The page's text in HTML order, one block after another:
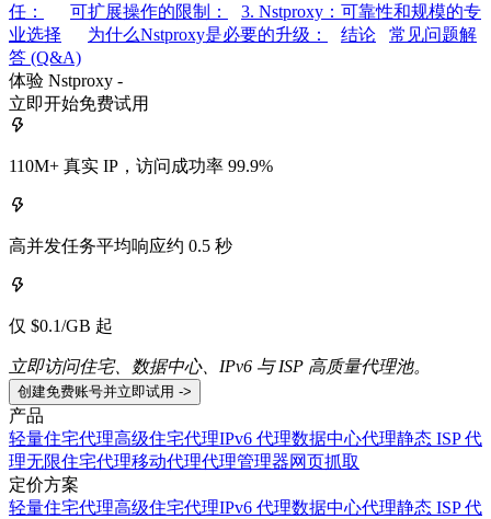
任：
可扩展操作的限制：
3. Nstproxy：可靠性和规模的专
业选择
为什么Nstproxy是必要的升级： 结论
常见问题解
答 (Q&A)
体验 Nstproxy -
立即开始免费试用
110M+ 真实 IP，访问成功率 99.9%
高并发任务平均响应约 0.5 秒
仅 $0.1/GB 起
立即访问住宅、数据中心、IPv6 与 ISP 高质量代理池。
创建免费账号并立即试用 ->
产品
轻量住宅代理高级住宅代理IPv6 代理数据中心代理静态 ISP 代
理无限住宅代理移动代理代理管理器网页抓取
定价方案
轻量住宅代理高级住宅代理IPv6 代理数据中心代理静态 ISP 代